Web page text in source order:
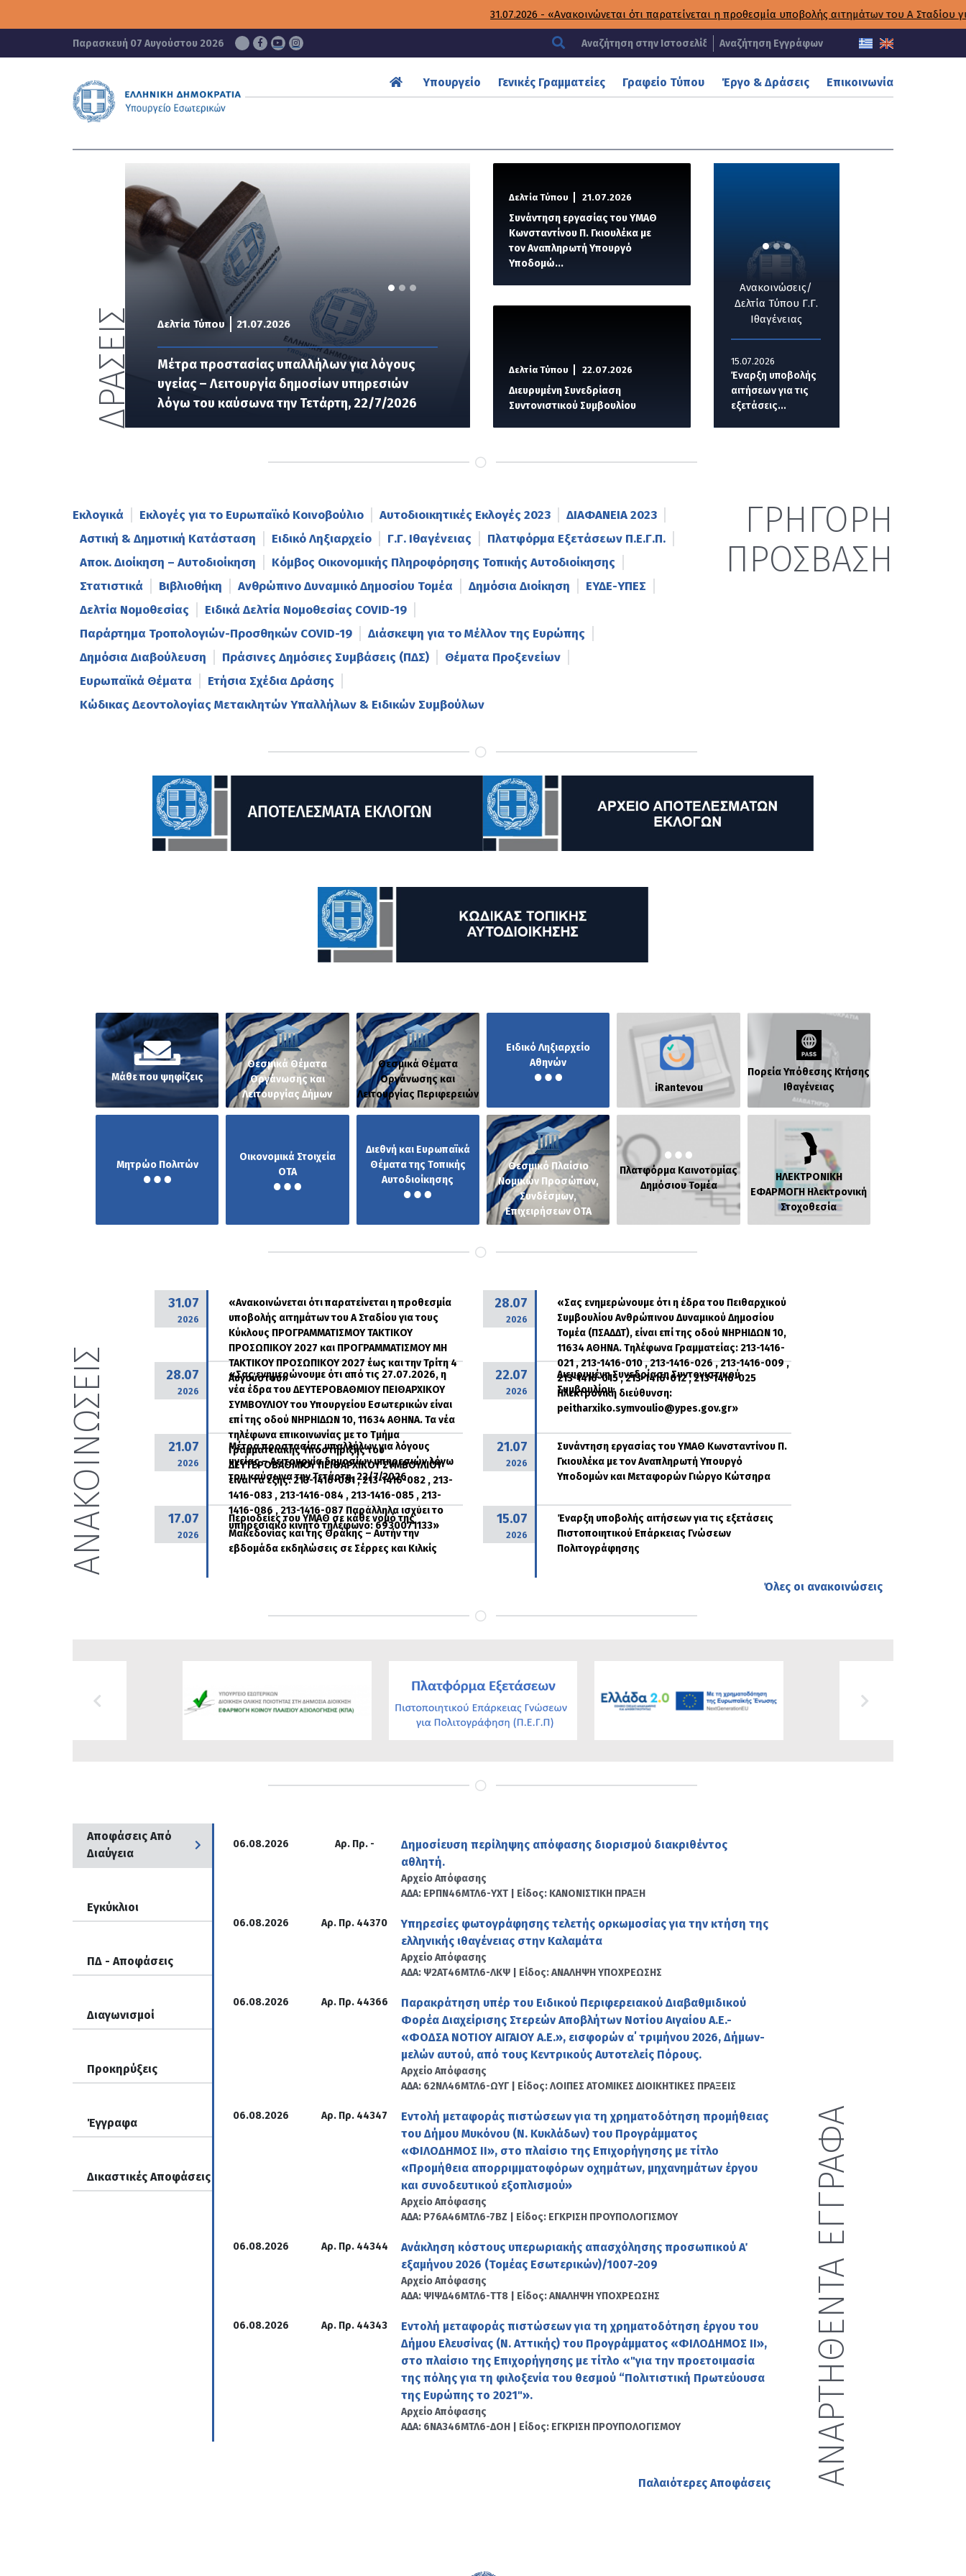
ΕΣΩΤΕΡΙΚΩΝ
31.07.2026 - «Ανακοινώνεται ότι παρατείνεται η προθεσμία υποβολής αιτημάτων του Α΄ Σταδίου για τους Κύκλους
Παρασκευή 07 Αυγούστου 2026 Αναζήτηση Εγγράφων
Υπουργείο Γενικές Γραμματείες Γραφείο Τύπου Έργο & Δράσεις Επικοινωνία
ΔΡΑΣΕΙΣ Δελτία Τύπου 21.07.2026
Μέτρα προστασίας υπαλλήλων για λόγους
υγείας – Λειτουργία δημοσίων υπηρεσιών
λόγω του καύσωνα την Τετάρτη, 22/7/2026
Δελτία Τύπου 22.07.2026
Διευρυμένη Συνεδρίαση
Συντονιστικού Συμβουλίου
Δελτία Τύπου 21.07.2026
Συνάντηση εργασίας του ΥΜΑΘ
Κωνσταντίνου Π. Γκιουλέκα με
τον Αναπληρωτή Υπουργό
Υποδομώ...
Ανακοινώσεις/
Δελτία Τύπου Γ.Γ.
Ιθαγένειας
15.07.2026
Έναρξη υποβολής
αιτήσεων για τις
εξετάσεις...
Εκλογικά Εκλογές για το Ευρωπαϊκό Κοινοβούλιο Αυτοδιοικητικές Εκλογές 2023
ΔΙΑΦΑΝΕΙΑ 2023
Αστική & Δημοτική Κατάσταση
Ειδικό Ληξιαρχείο Γ.Γ. Ιθαγένειας
Πλατφόρμα Εξετάσεων Π.Ε.Γ.Π.
Αποκ. Διοίκηση – Αυτοδιοίκηση
Κόμβος Οικονομικής Πληροφόρησης Τοπικής Αυτοδιοίκησης
Στατιστικά
Βιβλιοθήκη Ανθρώπινο Δυναμικό Δημοσίου Τομέα Δημόσια Διοίκηση
ΕΥΔΕ-ΥΠΕΣ
Δελτία Νομοθεσίας
Ειδικά Δελτία Νομοθεσίας COVID-19
Παράρτημα Τροπολογιών-Προσθηκών COVID-19
Διάσκεψη για το Μέλλον της Ευρώπης
Δημόσια Διαβούλευση
Πράσινες Δημόσιες Συμβάσεις (ΠΔΣ)
Θέματα Προξενείων
Ευρωπαϊκά Θέματα
Ετήσια Σχέδια Δράσης
Kώδικας Δεοντολογίας Μετακλητών Υπαλλήλων & Ειδικών Συμβούλων
ΓΡΗΓΟΡΗ
ΠΡΟΣΒΑΣΗ
BANNERS
Μάθε που ψηφίζεις
Θεσμικά Θέματα
Οργάνωσης και
Λειτουργίας Δήμων
Θεσμικά Θέματα
Οργάνωσης και
Λειτουργίας Περιφερειών
Ειδικό Ληξιαρχείο
Αθηνών
iRantevou
Πορεία Υπόθεσης Κτήσης
Ιθαγένειας
Μητρώο Πολιτών
Οικονομικά Στοιχεία
ΟΤΑ
Διεθνή και Ευρωπαϊκά
Θέματα της Τοπικής
Αυτοδιοίκησης
Θεσμικό Πλαίσιο
Νομικών Προσώπων,
Συνδέσμων,
Επιχειρήσεων ΟΤΑ
Πλατφόρμα Καινοτομίας
Δημόσιου Τομέα
ΗΛΕΚΤΡΟΝΙΚΗ
ΕΦΑΡΜΟΓΗ Ηλεκτρονική
Στοχοθεσία
ΑΝΑΚΟΙΝΩΣΕΙΣ
31.07
2026
«Ανακοινώνεται ότι παρατείνεται η προθεσμία
υποβολής αιτημάτων του Α΄ Σταδίου για τους
Κύκλους ΠΡΟΓΡΑΜΜΑΤΙΣΜΟΥ ΤΑΚΤΙΚΟΥ
ΠΡΟΣΩΠΙΚΟΥ 2027 και ΠΡΟΓΡΑΜΜΑΤΙΣΜΟΥ ΜΗ
ΤΑΚΤΙΚΟΥ ΠΡΟΣΩΠΙΚΟΥ 2027 έως και την Τρίτη 4
Αυγούστου»
28.07
2026
«Σας ενημερώνουμε ότι η έδρα του Πειθαρχικού
Συμβουλίου Ανθρώπινου Δυναμικού Δημοσίου
Τομέα (ΠΣΑΔΔΤ), είναι επί της οδού ΝΗΡΗΙΔΩΝ 10,
11634 ΑΘΗΝΑ. Τηλέφωνα Γραμματείας: 213-1416-
021 , 213-1416-010 , 213-1416-026 , 213-1416-009 ,
213-1416-015 , 213-1416-012 , 213-1416-025
Ηλεκτρονική διεύθυνση:
peitharxiko.symvoulio@ypes.gov.gr»
28.07
2026
«Σας ενημερώνουμε ότι από τις 27.07.2026, η
νέα έδρα του ΔΕΥΤΕΡΟΒΑΘΜΙΟΥ ΠΕΙΘΑΡΧΙΚΟΥ
ΣΥΜΒΟΥΛΙΟΥ του Υπουργείου Εσωτερικών είναι
επί της οδού ΝΗΡΗΙΔΩΝ 10, 11634 ΑΘΗΝΑ. Τα νέα
τηλέφωνα επικοινωνίας με το Τμήμα
Γραμματειακής Υποστήριξης του
ΔΕΥΤΕΡΟΒΑΘΜΙΟΥ ΠΕΙΘΑΡΧΙΚΟΥ ΣΥΜΒΟΥΛΙΟΥ
είναι τα εξής: 213-1416-081 , 213-1416-082 , 213-
1416-083 , 213-1416-084 , 213-1416-085 , 213-
1416-086 , 213-1416-087 Παράλληλα ισχύει το
υπηρεσιακό κινητό τηλέφωνο: 6930071133»
22.07
2026
Διευρυμένη Συνεδρίαση Συντονιστικού
Συμβουλίου
21.07
2026
Μέτρα προστασίας υπαλλήλων για λόγους
υγείας – Λειτουργία δημοσίων υπηρεσιών λόγω
του καύσωνα την Τετάρτη, 22/7/2026
21.07
2026
Συνάντηση εργασίας του ΥΜΑΘ Κωνσταντίνου Π.
Γκιουλέκα με τον Αναπληρωτή Υπουργό
Υποδομών και Μεταφορών Γιώργο Κώτσηρα
17.07
2026
Περιοδείες του ΥΜΑΘ σε κάθε νομό της
Μακεδονίας και της Θράκης – Αυτήν την
εβδομάδα εκδηλώσεις σε Σέρρες και Κιλκίς
15.07
2026
Έναρξη υποβολής αιτήσεων για τις εξετάσεις
Πιστοποιητικού Επάρκειας Γνώσεων
Πολιτογράφησης
Όλες οι ανακοινώσεις
Αποφάσεις Από
Διαύγεια
Εγκύκλιοι
ΠΔ - Αποφάσεις
Διαγωνισμοί
Προκηρύξεις
Έγγραφα
Δικαστικές Αποφάσεις
06.08.2026 Αρ. Πρ. -
Δημοσίευση περίληψης απόφασης διορισμού διακριθέντος
αθλητή.
Αρχείο Απόφασης
ΑΔΑ: ΕΡΠΝ46ΜΤΛ6-ΥΧΤ | Είδος: ΚΑΝΟΝΙΣΤΙΚΗ ΠΡΑΞΗ
06.08.2026 Αρ. Πρ. 44370
Υπηρεσίες φωτογράφησης τελετής ορκωμοσίας για την κτήση της
ελληνικής ιθαγένειας στην Καλαμάτα
Αρχείο Απόφασης
ΑΔΑ: Ψ2ΑΤ46ΜΤΛ6-ΛΚΨ | Είδος: ΑΝΑΛΗΨΗ ΥΠΟΧΡΕΩΣΗΣ
06.08.2026 Αρ. Πρ. 44366
Παρακράτηση υπέρ του Ειδικού Περιφερειακού Διαβαθμιδικού
Φορέα Διαχείρισης Στερεών Αποβλήτων Νοτίου Αιγαίου Α.Ε.-
«ΦΟΔΣΑ ΝΟΤΙΟΥ ΑΙΓΑΙΟΥ Α.Ε.», εισφορών α΄ τριμήνου 2026, Δήμων-
μελών αυτού, από τους Κεντρικούς Αυτοτελείς Πόρους.
Αρχείο Απόφασης
ΑΔΑ: 62ΝΛ46ΜΤΛ6-ΩΥΓ | Είδος: ΛΟΙΠΕΣ ΑΤΟΜΙΚΕΣ ΔΙΟΙΚΗΤΙΚΕΣ ΠΡΑΞΕΙΣ
06.08.2026 Αρ. Πρ. 44347
Εντολή μεταφοράς πιστώσεων για τη χρηματοδότηση προμήθειας
του Δήμου Μυκόνου (Ν. Κυκλάδων) του Προγράμματος
«ΦΙΛΟΔΗΜΟΣ ΙΙ», στο πλαίσιο της Επιχορήγησης με τίτλο
«Προμήθεια απορριμματοφόρων οχημάτων, μηχανημάτων έργου
και συνοδευτικού εξοπλισμού»
Αρχείο Απόφασης
ΑΔΑ: Ρ76Α46ΜΤΛ6-7ΒΖ | Είδος: ΕΓΚΡΙΣΗ ΠΡΟΥΠΟΛΟΓΙΣΜΟΥ
06.08.2026 Αρ. Πρ. 44344
Ανάκληση κόστους υπερωριακής απασχόλησης προσωπικού Α΄
εξαμήνου 2026 (Τομέας Εσωτερικών)/1007-209
Αρχείο Απόφασης
ΑΔΑ: ΨΙΨΔ46ΜΤΛ6-ΤΤ8 | Είδος: ΑΝΑΛΗΨΗ ΥΠΟΧΡΕΩΣΗΣ
06.08.2026 Αρ. Πρ. 44343
Εντολή μεταφοράς πιστώσεων για τη χρηματοδότηση έργου του
Δήμου Ελευσίνας (Ν. Αττικής) του Προγράμματος «ΦΙΛΟΔΗΜΟΣ ΙΙ»,
στο πλαίσιο της Επιχορήγησης με τίτλο «"για την προετοιμασία
της πόλης για τη φιλοξενία του θεσμού “Πολιτιστική Πρωτεύουσα
της Ευρώπης το 2021"».
Αρχείο Απόφασης
ΑΔΑ: 6ΝΑ346ΜΤΛ6-ΔΟΗ | Είδος: ΕΓΚΡΙΣΗ ΠΡΟΥΠΟΛΟΓΙΣΜΟΥ
Παλαιότερες Αποφάσεις ΑΝΑΡΤΗΘΕΝΤΑ ΕΓΓΡΑΦΑ